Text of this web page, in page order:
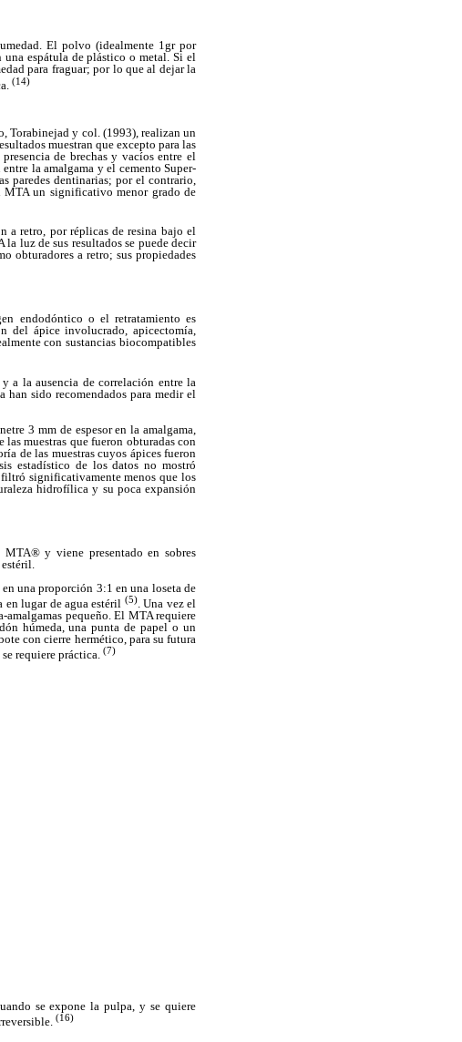
El polvo (idealmente 1gr por
espátula de plástico o metal. Si el
para fraguar; por lo que al dejar la
(14)
Torabinejad y col. (1993), realizan un
muestran que excepto para las
de brechas y vacíos entre el
la amalgama y el cemento Super-
paredes dentinarias; por el contrario,
MTA un significativo menor grado de
a retro, por réplicas de resina bajo el
luz de sus resultados se puede decir
obturadores a retro; sus propiedades
endodóntico o el retratamiento es
del ápice involucrado, apicectomía,
con sustancias biocompatibles
a la ausencia de correlación entre la
sido recomendados para medir el
3 mm de espesor en la amalgama,
muestras que fueron obturadas con
de las muestras cuyos ápices fueron
estadístico de los datos no mostró
significativamente menos que los
hidrofílica y su poca expansión
y viene presentado en sobres
una proporción 3:1 en una loseta de
en lugar de agua estéril (5). Una vez el
amalgamas pequeño. El MTA requiere
húmeda, una punta de papel o un
con cierre hermético, para su futura
requiere práctica. (7)
se expone la pulpa, y se quiere
(16)